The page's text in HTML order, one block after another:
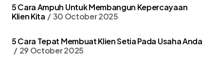
5 Cara Ampuh Untuk Membangun Kepercayaan
Klien Kita
30 October 2025
5 Cara Tepat Membuat Klien Setia Pada Usaha Anda
29 October 2025